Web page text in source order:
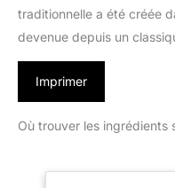
traditionnelle a été créée
devenue depuis un
Imprimer
Où trouver les ingrédients